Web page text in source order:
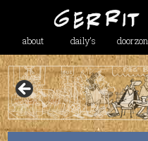
about daily’s doorzon